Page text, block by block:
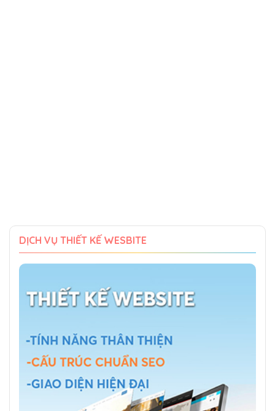
DỊCH VỤ THIẾT KẾ WESBITE